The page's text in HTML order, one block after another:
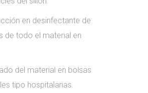
en desinfectante de
de todo el material en
del material en bolsas
tipo hospitalarias.